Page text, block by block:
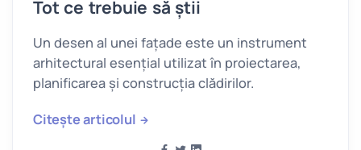
Tot ce trebuie să știi
Un desen al unei fațade este un instrument
arhitectural esențial utilizat în proiectarea,
planificarea și construcția clădirilor.
Citește articolul